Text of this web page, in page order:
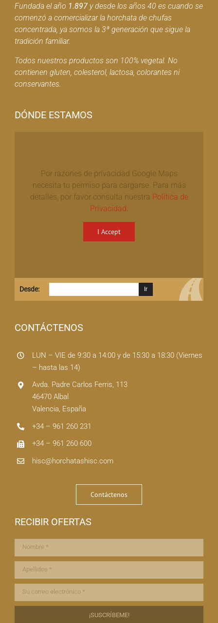
Fundada el año 1.897y desde los años 40 es cuando se
comenzó a comercializar la horchata de chufas
concentrada, ya somos la 3ª generación que sigue la
tradición familiar.
Todos nuestros productos son 100% vegetal. No
contienen gluten, colesterol, lactosa, colorantes ni
conservantes.
DÓNDE ESTAMOS
Por razones de privacidad Google Maps
necesita tu permiso para cargarse. Para más
detalles, por favor consulta nuestra Política de
Privacidad.
I Accept
Desde:
CONTÁCTENOS
LUN – VIE de 9:30 a 14:00 y de 15:30 a 18:30 (Viernes
– hasta las 14)
Avda. Padre Carlos Ferris, 113
46470 Albal
Valencia, España
+34 – 961 260 231
+34 – 961 260 600
hisc@horchatashisc.com
Contáctenos
RECIBIR OFERTAS